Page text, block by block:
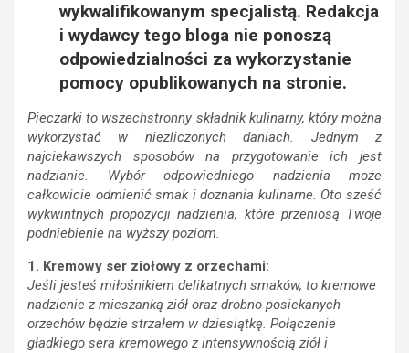
wykwalifikowanym specjalistą. Redakcja
i wydawcy tego bloga nie ponoszą
odpowiedzialności za wykorzystanie
pomocy opublikowanych na stronie.
Pieczarki to wszechstronny składnik kulinarny, który można
wykorzystać w niezliczonych daniach. Jednym z
najciekawszych sposobów na przygotowanie ich jest
nadzianie. Wybór odpowiedniego nadzienia może
całkowicie odmienić smak i doznania kulinarne. Oto sześć
wykwintnych propozycji nadzienia, które przeniosą Twoje
podniebienie na wyższy poziom.
1. Kremowy ser ziołowy z orzechami:
Jeśli jesteś miłośnikiem delikatnych smaków, to kremowe
nadzienie z mieszanką ziół oraz drobno posiekanych
orzechów będzie strzałem w dziesiątkę. Połączenie
gładkiego sera kremowego z intensywnością ziół i